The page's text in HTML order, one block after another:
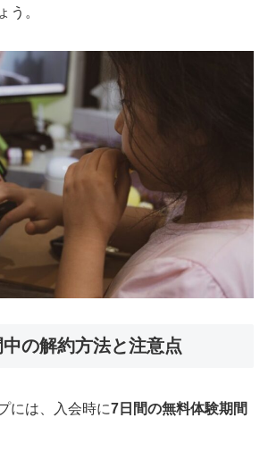
う。
の解約方法と注意点
には、入会時に7日間の無料体験期間